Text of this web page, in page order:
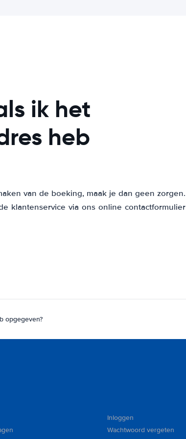
ik het
heb
van de boeking, maak je dan geen zorgen.
klantenservice via ons online contactformulier
opgegeven?
Inloggen
Wachtwoord vergeten